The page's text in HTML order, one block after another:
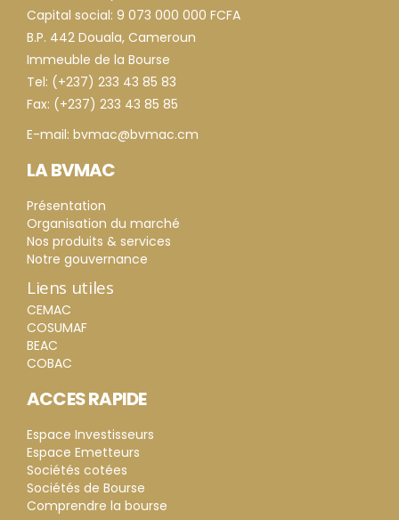
Capital social: 9 073 000 000 FCFA
B.P. 442 Douala, Cameroun
Immeuble de la Bourse
Tel: (+237) 233 43 85 83
Fax: (+237) 233 43 85 85
E-mail: bvmac@bvmac.cm
LA BVMAC
Présentation
Organisation du marché
Nos produits & services
Notre gouvernance
Liens utiles
CEMAC
COSUMAF
BEAC
COBAC
ACCES RAPIDE
Espace Investisseurs
Espace Emetteurs
Sociétés cotées
Sociétés de Bourse
Comprendre la bourse